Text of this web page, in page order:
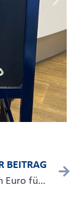
BEITRAG
4,7 Millionen Euro für Hightech-Start-ups